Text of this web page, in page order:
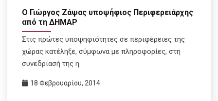
Ο Γιώργος Ζάψας υποψήφιος Περιφερειάρχης
από τη ΔΗΜΑΡ
Στις πρώτες υποψηφιότητες σε περιφέρειες της
χώρας κατέληξε, σύμφωνα με πληροφορίες, στη
συνεδρίασή της η
18 Φεβρουαρίου, 2014